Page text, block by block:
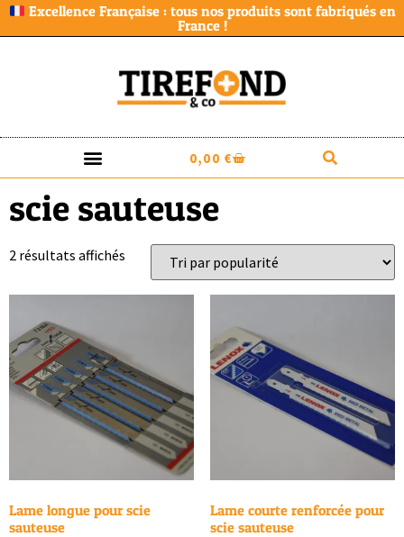
Excellence Française : tous nos produits sont fabriqués en
France !
0,00 €
scie sauteuse
2 résultats affichés
Lame longue pour scie
sauteuse
Lame courte renforcée pour
scie sauteuse